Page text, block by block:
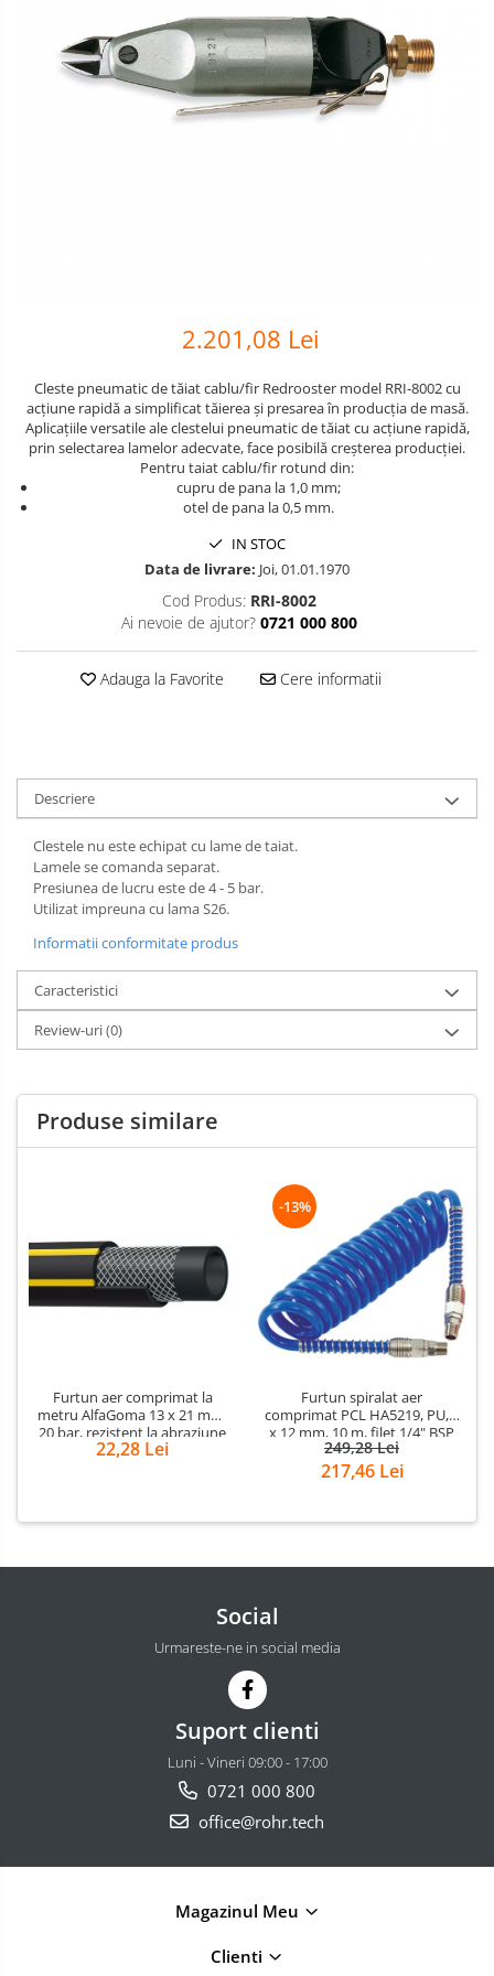
Biaxuri pneumatice
Bormasini pneumatice
Chei pneumatice cu impact
Ciocane daltuitoare pneumatice
Polizoare drepte
Polizoare unghiulare pneumatice
Polizoare verticale
Scule speciale
Slefuitoare pneumatice
Tăiere și nituire pneumatică
2.201,08 Lei
Cleste pneumatic de tăiat cablu/fir Redrooster model RRI-8002 cu
acțiune rapidă a simplificat tăierea și presarea în producția de masă.
Aplicațiile versatile ale clestelui pneumatic de tăiat cu acțiune rapidă,
prin selectarea lamelor adecvate, face posibilă creșterea producției.
Pentru taiat cablu/fir rotund din:
cupru de pana la 1,0 mm;
otel de pana la 0,5 mm.
IN STOC
Data de livrare: Joi, 01.01.1970
Cod Produs: RRI-8002
Ai nevoie de ajutor? 0721 000 800
Adauga la Favorite Cere informatii
Descriere
Clestele nu este echipat cu lame de taiat.
Lamele se comanda separat.
Presiunea de lucru este de 4 - 5 bar.
Utilizat impreuna cu lama S26.
Informatii conformitate produs
Caracteristici
Review-uri(0)
Produse similare
Furtun aer comprimat la
metru AlfaGoma 13 x 21 mm,
20 bar, rezistent la abraziune
22,28 Lei
-13%
Furtun spiralat aer
comprimat PCL HA5219, PU, 8
x 12 mm, 10 m, filet 1/4" BSP
249,28 Lei
217,46 Lei
Social
Urmareste-ne in social media
Suport clienti
Luni - Vineri 09:00 - 17:00
0721 000 800
office@rohr.tech
Magazinul Meu
Clienti